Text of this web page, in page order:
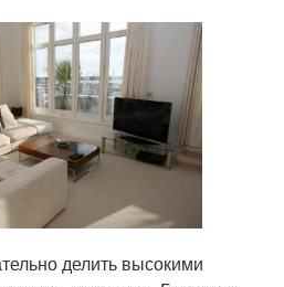
делить высокими